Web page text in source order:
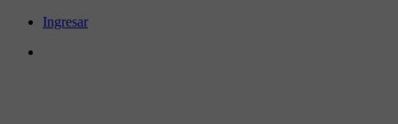
Ingresar